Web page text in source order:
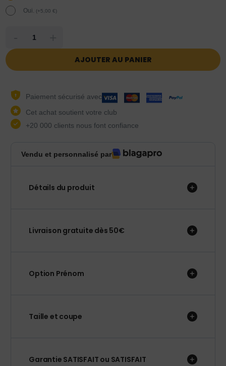
Oui. (+5,00€)
AJOUTER AU PANIER
Paiement sécurisé avec
Cet achat soutient votre club
+20 000 clients nous font confiance
Vendu et personnalisé par
Détails du produit
Livraison gratuite dès 50€
Option Prénom
Taille et coupe
Garantie SATISFAIT ou SATISFAIT